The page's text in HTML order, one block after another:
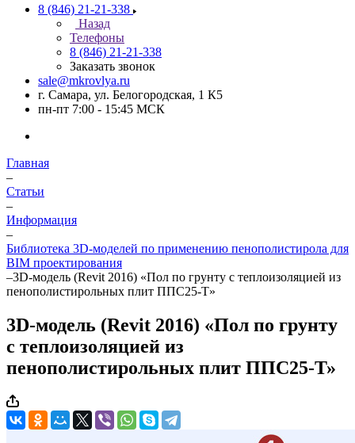
8 (846) 21-21-338
Назад
Телефоны
8 (846) 21-21-338
Заказать звонок
sale@mkrovlya.ru
г. Самара, ул. Белогородская, 1 К5
пн-пт 7:00 - 15:45 МСК
Главная
–
Статьи
–
Информация
–
Библиотека 3D-моделей по применению пенополистирола для
BIM проектирования
–3D-модель (Revit 2016) «Пол по грунту с теплоизоляцией из
пенополистирольных плит ППС25-Т»
3D-модель (Revit 2016) «Пол по грунту
с теплоизоляцией из
пенополистирольных плит ППС25-Т»